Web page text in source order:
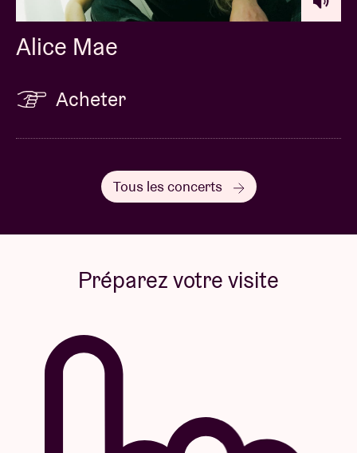
Alice Mae
Acheter
Tous les concerts
Préparez votre visite